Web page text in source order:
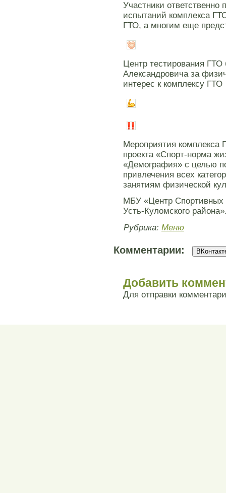
Участники
испытаний комплекса
ГТО, а многим еще
Центр тестирования ГТО
Александровича за
интерес к комплексу ГТО
Мероприятия комплекса
проекта «Спорт-норма
«Демография» с целью
привлечения всех
занятиям физической
МБУ «Центр Спортивных
Усть-Куломского
Рубрика: Меню
Комментарии:
Добавить
Для отправки